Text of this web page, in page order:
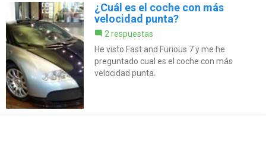
¿Cuál es el coche con más
velocidad punta?
2 respuestas
He visto Fast and Furious 7 y me he
preguntado cual es el coche con más
velocidad punta.